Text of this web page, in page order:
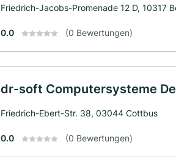
Friedrich-Jacobs-Promenade 12 D, 10317
0.0 (0 Bewertungen)
dr-soft Computersysteme
Friedrich-Ebert-Str. 38, 03044 Cottbus
0.0 (0 Bewertungen)